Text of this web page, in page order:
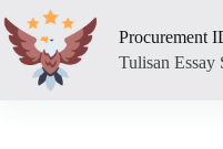
to
content
Procurement
Tulisan Essay